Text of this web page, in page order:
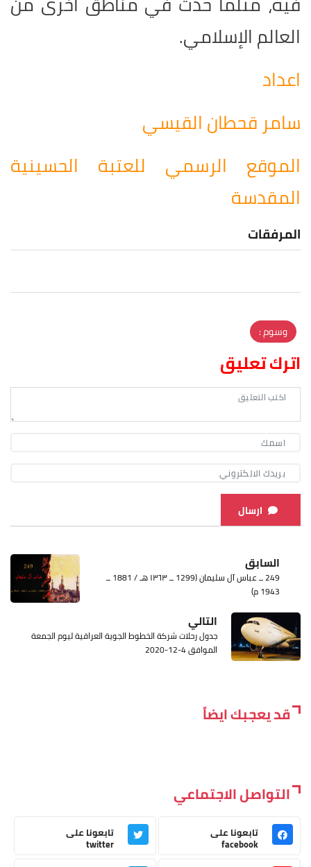
العالم الإسلامي.
اعداد
سامر قحطان القيسي
الموقع الرسمي للعتبة الحسينية
المقدسة
المرفقات
وسوم :
اترك تعليق
ارسال
السابق
249 ــ عباس آل سليمان (1299 ــ ١٣٦٣ هـ / 1881 ــ
1943 م)
التالي
جدول رحلات شركة الخطوط الجوية العراقية ليوم الجمعة
الموافق 4-12-2020
قد يعجبك ايضاً
التواصل الاجتماعي
تابعونا على
facebook
تابعونا على
twitter